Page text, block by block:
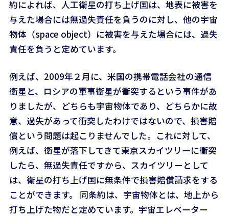
約によれば、人工衛星の打ち上げ国は、地表に被害を
与えた場合には無過失責任を負うのに対し、他の宇宙
物体（space object）に被害を与えた場合には、過失
責任を負うと定めています。
例えば、2009年２月に、米国の携帯電話会社の通信
衛星と、ロシアの軍事衛星が衝突するという事件があ
りましたが、どちらも宇宙物体であり、どちらかに故
意、過失があって衝突したわけではないので、損害賠
償という問題は起こりませんでした。これに対して、
例えば、衛星が落下してきて東京スカイツリーに衝突
したら、無過失責任ですから、スカイツリーとして
は、衛星の打ち上げ国に無条件で損害賠償請求をする
ことができます。 同条約は、宇宙物体とは、地上から
打ち上げた物だと定めています。宇宙エレベーター